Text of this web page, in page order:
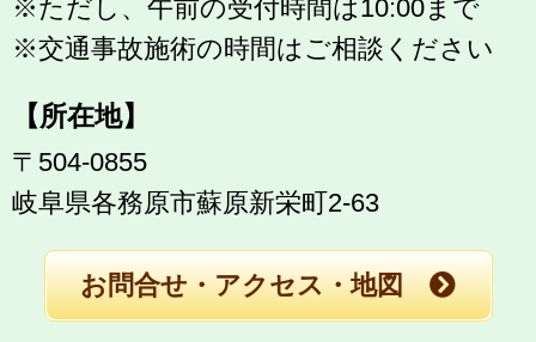
※ただし、午前の受付時間は10:00まで
※交通事故施術の時間はご相談ください
【所在地】
〒504-0855
岐阜県各務原市蘇原新栄町2-63
お問合せ・アクセス・地図